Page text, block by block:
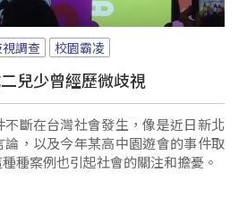
調查 校園霸凌
兒少曾經歷微歧視
斷在台灣社會發生，像是近日新北
，以及今年某高中園遊會的事件取
種案例也引起社會的關注和擔憂。